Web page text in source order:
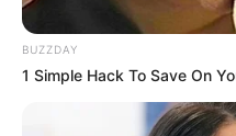
ΠΟΥ ΕΓΙΝΕ
BUZZDAY
1 Simple Hack To Save On